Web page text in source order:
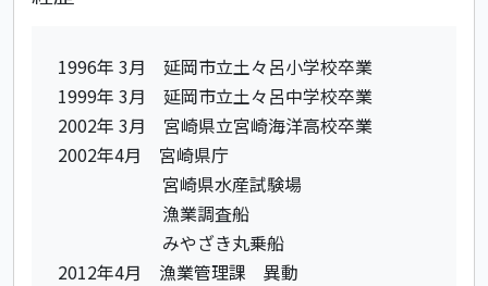
1996年 3月 延岡市立土々呂小学校卒業
1999年 3月 延岡市立土々呂中学校卒業
2002年 3月 宮崎県立宮崎海洋高校卒業
2002年4月 宮崎県庁
宮崎県水産試験場
漁業調査船
みやざき丸乗船
2012年4月 漁業管理課 異動